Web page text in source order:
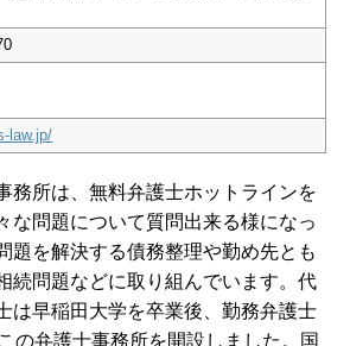
law.jp/
務所は、無料弁護士ホットラインを
な問題について質問出来る様になっ
題を解決する債務整理や勤め先とも
続問題などに取り組んでいます。代
は早稲田大学を卒業後、勤務弁護士
の弁護士事務所を開設しました。
国